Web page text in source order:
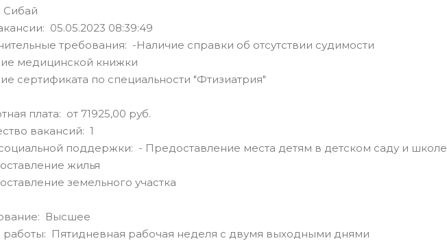
Сибай
05.05.2023 08:39:49
требования: -Наличие справки об отсутствии судимости
медицинской книжки
сертификата по специальности "Фтизиатрия"
плата: от 71925,00 руб.
вакансий: 1
поддержки: - Предоставление места детям в детском саду и школе
жилья
земельного участка
Высшее
Пятидневная рабочая неделя с двумя выходными днями